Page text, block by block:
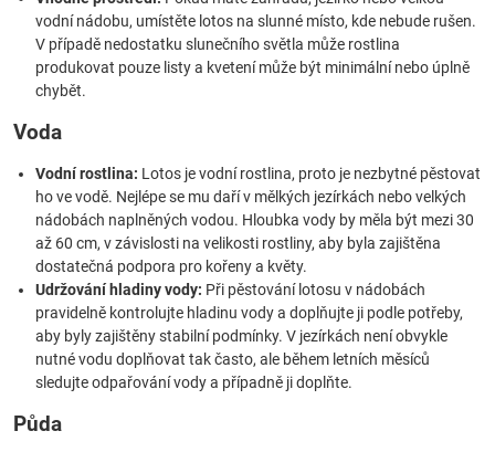
vodní nádobu, umístěte lotos na slunné místo, kde nebude rušen.
V případě nedostatku slunečního světla může rostlina
produkovat pouze listy a kvetení může být minimální nebo úplně
chybět.
Voda
Vodní rostlina: Lotos je vodní rostlina, proto je nezbytné pěstovat
ho ve vodě. Nejlépe se mu daří v mělkých jezírkách nebo velkých
nádobách naplněných vodou. Hloubka vody by měla být mezi 30
až 60 cm, v závislosti na velikosti rostliny, aby byla zajištěna
dostatečná podpora pro kořeny a květy.
Udržování hladiny vody: Při pěstování lotosu v nádobách
pravidelně kontrolujte hladinu vody a doplňujte ji podle potřeby,
aby byly zajištěny stabilní podmínky. V jezírkách není obvykle
nutné vodu doplňovat tak často, ale během letních měsíců
sledujte odpařování vody a případně ji doplňte.
Půda